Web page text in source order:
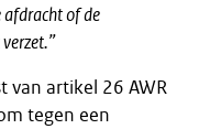
afdracht of de
van artikel 26 AWR
tegen een